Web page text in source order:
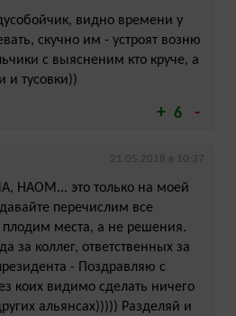
6
видно времени у
скучно им - устроят возню
с выясненим кто круче, а
и тусовки))
НАОМ... это только на моей
перечислим все
места, а не решения.
за коллег, ответственных за
- Поздравляю с
коих видимо сделать ничего
альянсах))))) Разделяй и
21.05.2018 в 10:37